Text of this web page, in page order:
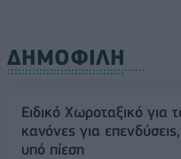
ΔΗΜΟΦΙΛΗ
Ειδικό Χωροταξικό για
κανόνες για
υπό πίεση